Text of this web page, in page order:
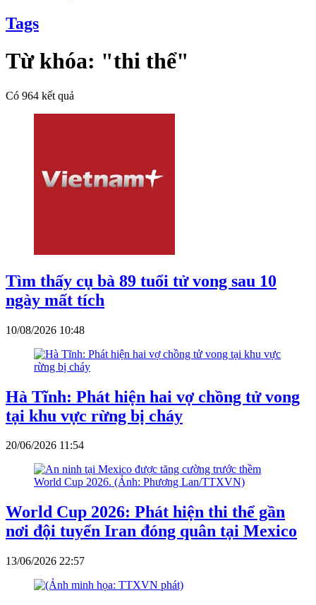
Tags
Từ khóa: "thi thể"
Có 964 kết quả
Tìm thấy cụ bà 89 tuổi tử vong sau 10
ngày mất tích
10/08/2026 10:48
Hà Tĩnh: Phát hiện hai vợ chồng tử vong
tại khu vực rừng bị cháy
20/06/2026 11:54
World Cup 2026: Phát hiện thi thể gần
nơi đội tuyển Iran đóng quân tại Mexico
13/06/2026 22:57